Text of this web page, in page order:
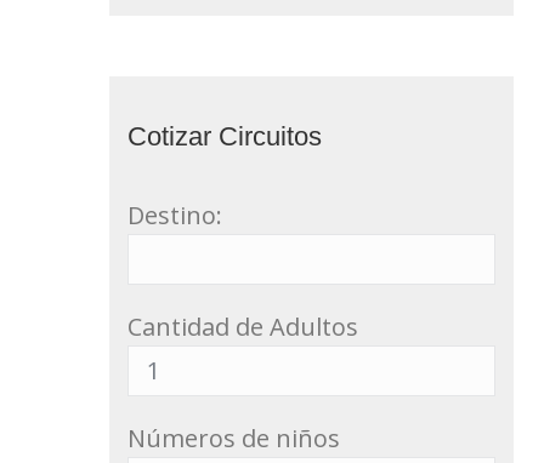
Cotizar Circuitos
Destino:
Cantidad de Adultos
Números de niños